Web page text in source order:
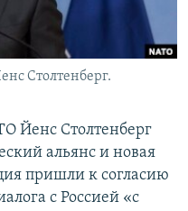
Столтенберг.
Йенс Столтенберг
альянс и новая
пришли к согласию
с Россией «с